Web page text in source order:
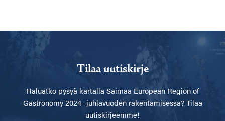
Tilaa uutiskirje
Haluatko pysyä kartalla Saimaa European Region of
Gastronomy 2024 -juhlavuoden rakentamisessa? Tilaa
uutiskirjeemme!